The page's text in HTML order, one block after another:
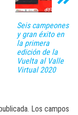
Seis campeones
y gran éxito en
la primera
edición de la
Vuelta al Valle
Virtual 2020
Los campos